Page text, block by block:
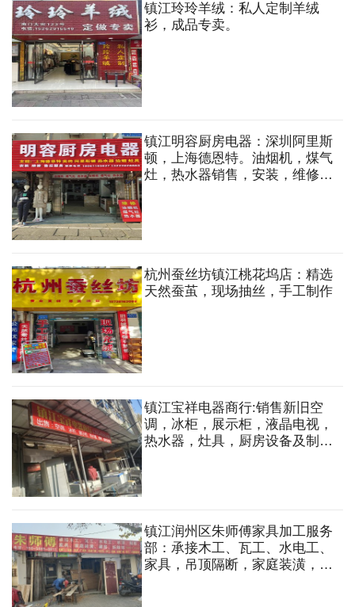
镇江玲玲羊绒：私人定制羊绒
衫，成品专卖。
镇江明容厨房电器：深圳阿里斯
顿，上海德恩特。油烟机，煤气
灶，热水器销售，安装，维修，
杭州蚕丝坊镇江桃花坞店：精选
天然蚕茧，现场抽丝，手工制作
镇江宝祥电器商行:销售新旧空
调，冰柜，展示柜，液晶电视，
热水器，灶具，厨房设备及制冷
镇江润州区朱师傅家具加工服务
部：承接木工、瓦工、水电工、
家具，吊顶隔断，家庭装潢，电